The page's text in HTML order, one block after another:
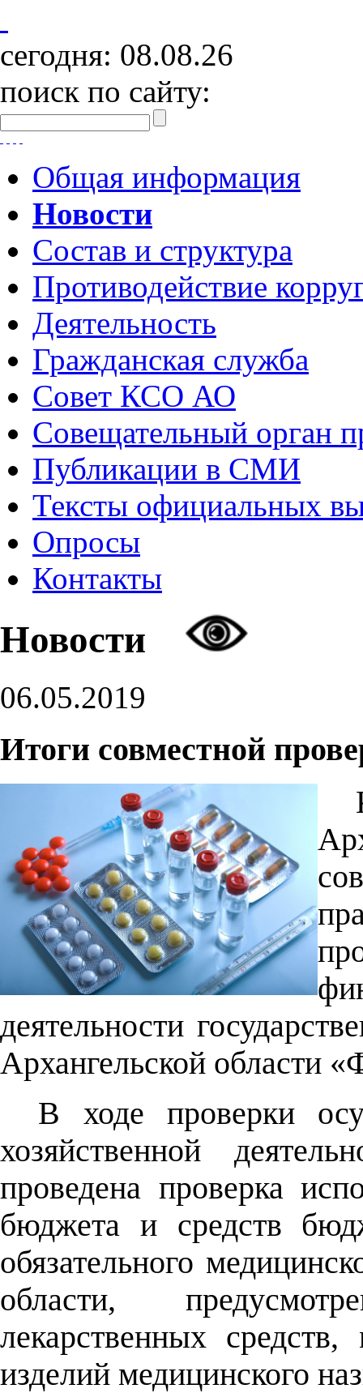
сегодня: 08.08.26
поиск по сайту:
Общая информация
Новости
Состав и структура
Противодействие
Деятельность
Гражданская служба
Совет КСО АО
Совещательный орган
Публикации в СМИ
Тексты официальных
Опросы
Контакты
Новости
06.05.2019
Итоги совместной
деятельности
Архангельской области
В ходе проверки
хозяйственной
проведена проверка
бюджета и средств
обязательного
области,
лекарственных
изделий медицинского